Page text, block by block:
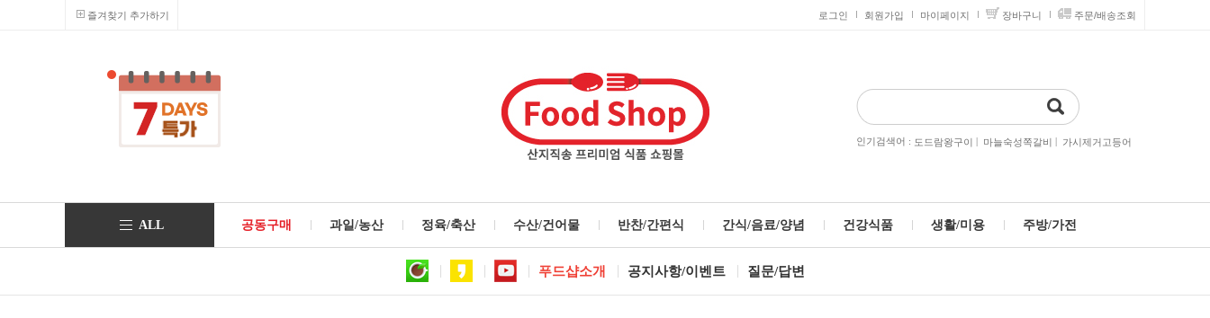
즐겨찾기 추가하기 로그인 회원가입 마이페이지 장바구니 주문/배송조회
인기검색어 : 도드람왕구이 | 마늘숙성쪽갈비 | 가시제거고등어
ALL 공동구매 과일/농산 정육/축산 수산/건어물 반찬/간편식 간식/음료/양념 건강식품 생활/미용 주방/가전
푸드샵소개 공지사항/이벤트 질문/답변